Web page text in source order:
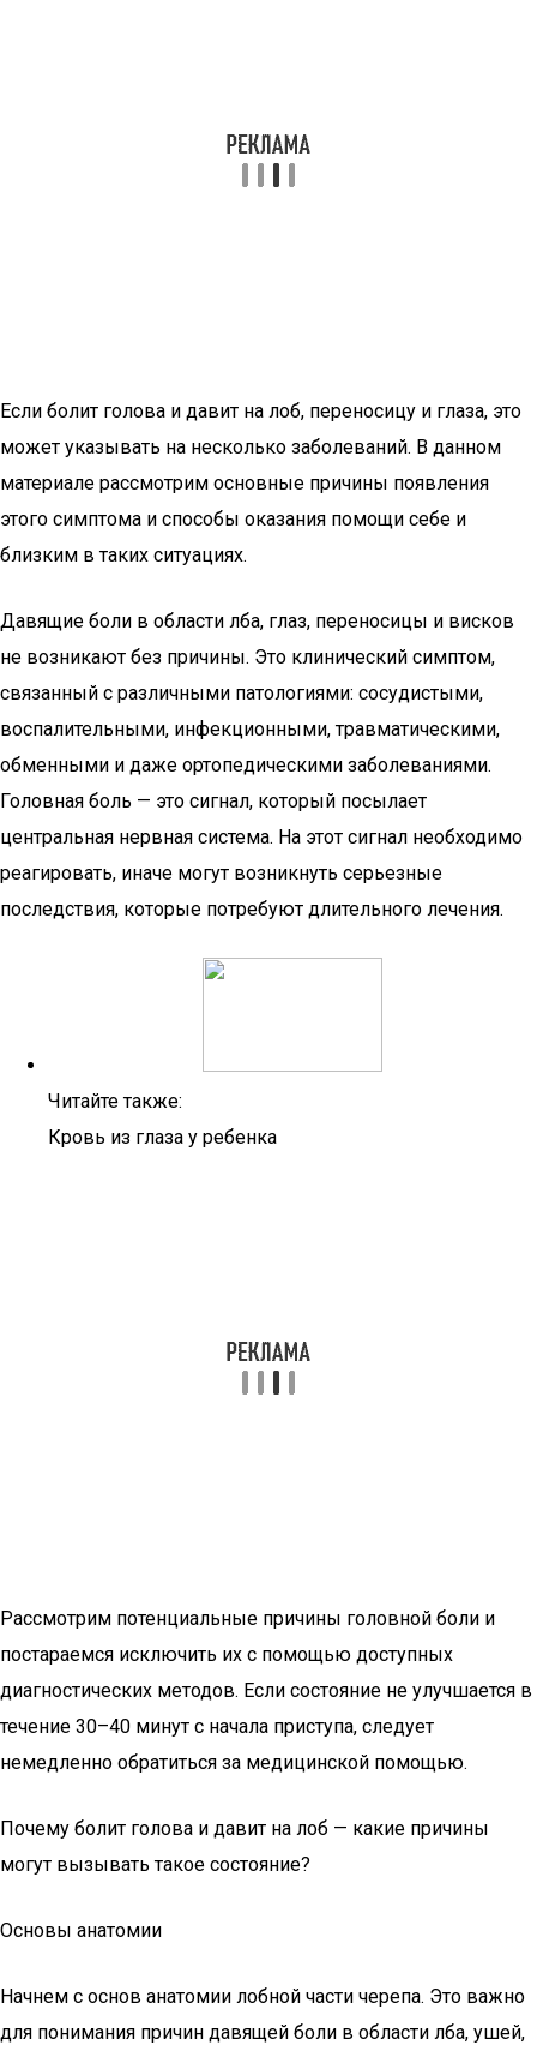
Если болит голова и давит на лоб, переносицу и глаза, это
может указывать на несколько заболеваний. В данном
материале рассмотрим основные причины появления
этого симптома и способы оказания помощи себе и
близким в таких ситуациях.
Давящие боли в области лба, глаз, переносицы и висков
не возникают без причины. Это клинический симптом,
связанный с различными патологиями: сосудистыми,
воспалительными, инфекционными, травматическими,
обменными и даже ортопедическими заболеваниями.
Головная боль — это сигнал, который посылает
центральная нервная система. На этот сигнал необходимо
реагировать, иначе могут возникнуть серьезные
последствия, которые потребуют длительного лечения.
Читайте также:
Кровь из глаза у ребенка
Рассмотрим потенциальные причины головной боли и
постараемся исключить их с помощью доступных
диагностических методов. Если состояние не улучшается в
течение 30–40 минут с начала приступа, следует
немедленно обратиться за медицинской помощью.
Почему болит голова и давит на лоб — какие причины
могут вызывать такое состояние?
Основы анатомии
Начнем с основ анатомии лобной части черепа. Это важно
для понимания причин давящей боли в области лба, ушей,